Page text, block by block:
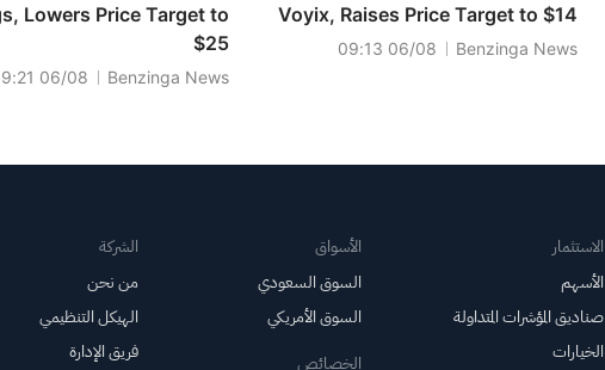
Voyix, Raises Price Target to $14
Benzinga News
06/08 09:13
Lowers Price Target to
$25
Benzinga News
06/08 09:21
الاستثمار
الأسهم
صناديق المؤشرات المتداولة
الخيارات
الأسواق
السوق السعودي
السوق الأمريكي
الخصائص
الشركة
من نحن
الهيكل التنظيمي
فريق الإدارة